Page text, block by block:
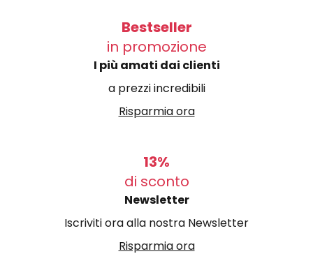
Bestseller
in promozione
I più amati dai clienti
a prezzi incredibili
Risparmia ora
13%
di sconto
Newsletter
Iscriviti ora alla nostra Newsletter
Risparmia ora